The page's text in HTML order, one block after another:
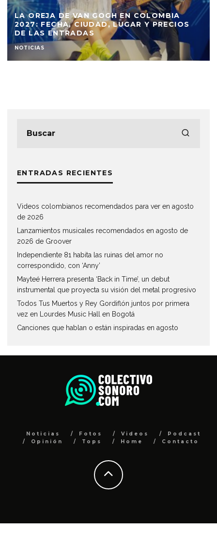
LA OREJA DE VAN GOGH EN COLOMBIA
2027: FECHA, CIUDAD, LUGAR Y PRECIOS
DE LAS ENTRADAS
NOTICIAS
ENTRADAS RECIENTES
Videos colombianos recomendados para ver en agosto
de 2026
Lanzamientos musicales recomendados en agosto de
2026 de Groover
Independiente 81 habita las ruinas del amor no
correspondido, con ‘Anny’
Mayteé Herrera presenta ‘Back in Time’, un debut
instrumental que proyecta su visión del metal progresivo
Todos Tus Muertos y Rey Gordiflón juntos por primera
vez en Lourdes Music Hall en Bogotá
Canciones que hablan o están inspiradas en agosto
Noticias Fotos Videos
Podcast
Opinión
Tops Home Contacto